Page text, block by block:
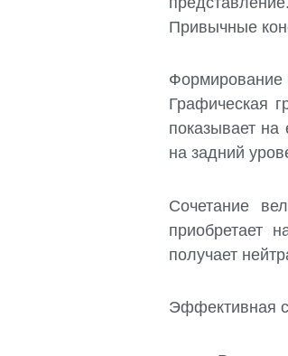
Привычные
Формирование
Графическая
показывает
на задний
Сочетание
приобретает
получает
Эффективная